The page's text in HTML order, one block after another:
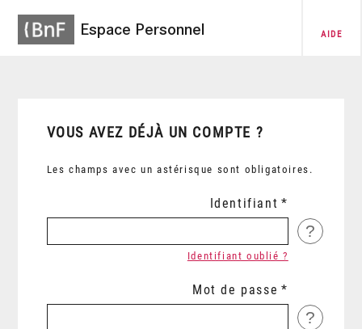
Espace Personnel AIDE
VOUS AVEZ DÉJÀ UN COMPTE ?
Les champs avec un astérisque sont obligatoires.
Identifiant
?
Identifiant oublié ?
Mot de passe
?